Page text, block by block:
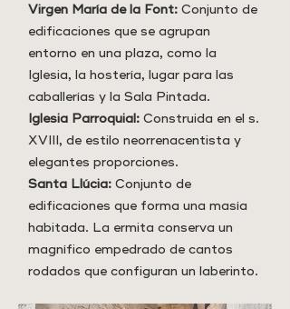
Virgen María de la Font: Conjunto de
edificaciones que se agrupan
entorno en una plaza, como la
Iglesia, la hostería, lugar para las
caballerías y la Sala Pintada.
Iglesia Parroquial: Construida en el s.
XVIII, de estilo neorrenacentista y
elegantes proporciones.
Santa Llúcia: Conjunto de
edificaciones que forma una masía
habitada. La ermita conserva un
magnífico empedrado de cantos
rodados que configuran un laberinto.